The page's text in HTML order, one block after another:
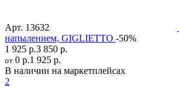
Арт. 13632
напылением, GIGLIETTO -50%
1 925 р.3 850 р.
от 0 р.1 925 р.
В наличии на маркетплейсах
2